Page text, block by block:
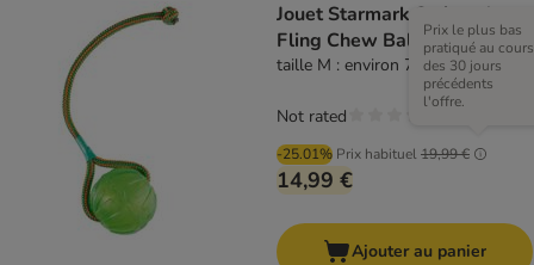
Jouet Starmark Swing n'
Fling Chew Ball
taille M : environ 7 cm de diamètre
-25.01% Prix habituel19,99 €
Prix le plus bas
pratiqué au cours
des 30 jours
précédents
l'offre.
14,99 €
Not rated
Ajouter au panier